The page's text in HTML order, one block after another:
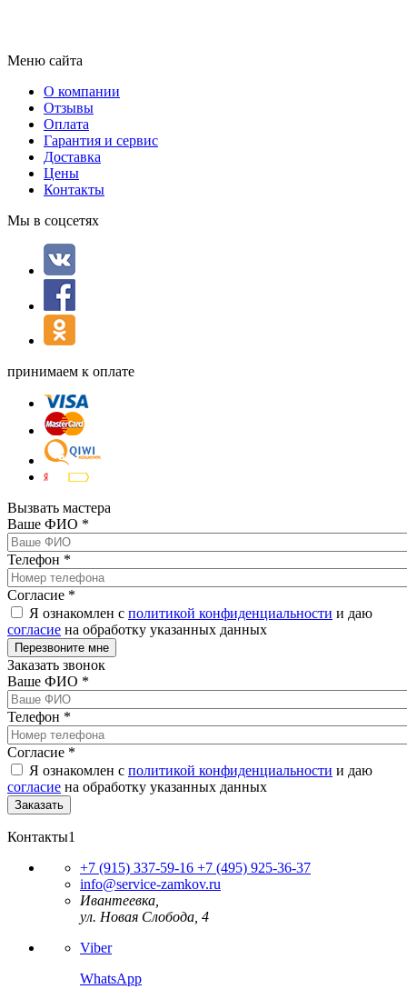
Меню сайта
О компании
Отзывы
Оплата
Гарантия и сервис
Доставка
Цены
Контакты
Мы в соцсетях
принимаем к оплате
Вызвать мастера
Ваше ФИО *
Телефон *
Согласие *
Я ознакомлен с политикой конфиденциальности и даю
согласие на обработку указанных данных
Заказать звонок
Ваше ФИО *
Телефон *
Согласие *
Я ознакомлен с политикой конфиденциальности и даю
согласие на обработку указанных данных
Контакты1
+7 (915) 337-59-16 +7 (495) 925-36-37
info@service-zamkov.ru
Ивантеевка,
ул. Новая Слобода, 4
Viber
WhatsApp